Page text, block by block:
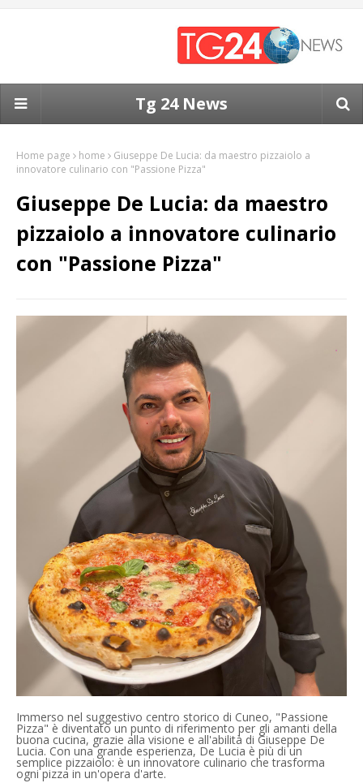
Tg 24 News
Home page home
Giuseppe De Lucia: da maestro pizzaiolo a
innovatore culinario con "Passione Pizza"
Giuseppe De Lucia: da maestro
pizzaiolo a innovatore culinario
con "Passione Pizza"
Immerso nel suggestivo centro storico di Cuneo, "Passione
Pizza" è diventato un punto di riferimento per gli amanti della
buona cucina, grazie alla visione e all'abilità di Giuseppe De
Lucia. Con una grande esperienza, De Lucia è più di un
semplice pizzaiolo: è un innovatore culinario che trasforma
ogni pizza in un'opera d'arte.